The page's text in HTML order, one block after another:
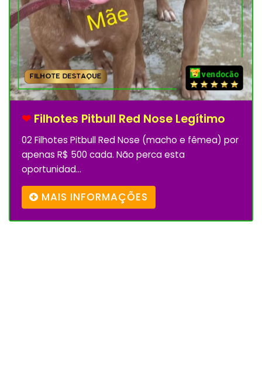
❤ Filhotes Pitbull Red Nose Legítimo
02 Filhotes Pitbull Red Nose (macho e fêmea) por
apenas R$ 500 cada. Não perca esta
oportunidad...
MAIS INFORMAÇÕES